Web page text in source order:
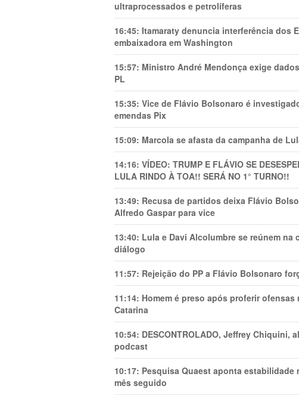
ultraprocessados e petrolíferas
16:45: Itamaraty denuncia interferência dos
embaixadora em Washington
15:57: Ministro André Mendonça exige
PL
15:35: Vice de Flávio Bolsonaro é
emendas Pix
15:09: Marcola se afasta da campanha de
14:16: VÍDEO: TRUMP E FLÁVIO SE
LULA RINDO À TOA!! SERÁ NO 1° TURNO!!
13:49: Recusa de partidos deixa Flávio
Alfredo Gaspar para vice
13:40: Lula e Davi Alcolumbre se reúnem na
diálogo
11:57: Rejeição do PP a Flávio Bolsonaro
11:14: Homem é preso após proferir
Catarina
10:54: DESCONTROLADO, Jeffrey Chiquini,
podcast
10:17: Pesquisa Quaest aponta
mês seguido